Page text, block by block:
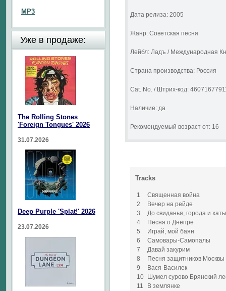
Дата релиза: 2005
Жанр: Советская песня
Лейбл: Ладъ / Международная
Страна производства: Россия
Cat. No. / Штрих-код:
Наличие: да
Рекомендуемый возраст от: 16
Tracks
1
Священная война
2
Вечер на рейде
3
До свиданья, города и хаты
4
Песня о Днепре
5
Играй, мой баян
6
Самовары-Самопалы
7
Давай закурим
8
Песня защитников Москвы
9
Вася-Василек
10
Шумел сурово Брянский
11
В землянке
MP3
Уже в продаже:
The Rolling Stones
'Foreign Tongues' 2026
31.07.2026
Deep Purple 'Splat!' 2026
23.07.2026